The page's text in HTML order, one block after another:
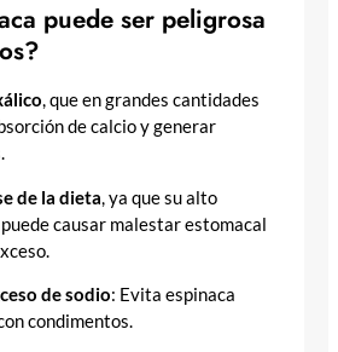
puede ser peligrosa
, que en grandes cantidades
de calcio y generar
de la dieta, ya que su alto
causar malestar estomacal
de sodio: Evita espinaca
condimentos.